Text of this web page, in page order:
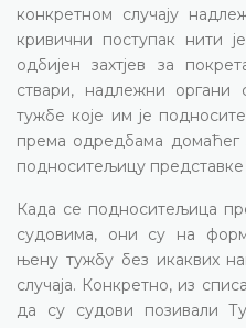
конкретном случају
кривични поступак нити
одбијен захтјев за
ствари, надлежни органи
тужбе које им је
према одредбама домаћег
подноситељицу представке
Када се подноситељица
судовима, они су на
њену тужбу без икаквих
случаја. Конкретно, из
да су судови позивали